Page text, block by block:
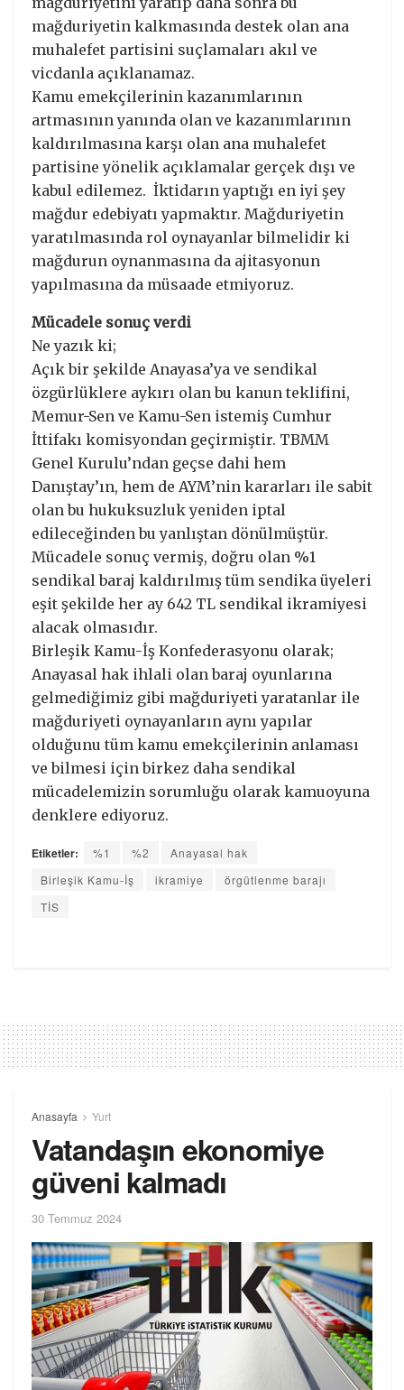
mağduriyetin kalkmasında destek olan ana
muhalefet partisini suçlamaları akıl ve
vicdanla açıklanamaz.
Kamu emekçilerinin kazanımlarının
artmasının yanında olan ve kazanımlarının
kaldırılmasına karşı olan ana muhalefet
partisine yönelik açıklamalar gerçek dışı ve
kabul edilemez. İktidarın yaptığı en iyi şey
mağdur edebiyatı yapmaktır. Mağduriyetin
yaratılmasında rol oynayanlar bilmelidir ki
mağdurun oynanmasına da ajitasyonun
yapılmasına da müsaade etmiyoruz.
Mücadele sonuç verdi
Ne yazık ki;
Açık bir şekilde Anayasa’ya ve sendikal
özgürlüklere aykırı olan bu kanun teklifini,
Memur-Sen ve Kamu-Sen istemiş Cumhur
İttifakı komisyondan geçirmiştir. TBMM
Genel Kurulu’ndan geçse dahi hem
Danıştay’ın, hem de AYM’nin kararları ile sabit
olan bu hukuksuzluk yeniden iptal
edileceğinden bu yanlıştan dönülmüştür.
Mücadele sonuç vermiş, doğru olan %1
sendikal baraj kaldırılmış tüm sendika üyeleri
eşit şekilde her ay 642 TL sendikal ikramiyesi
alacak olmasıdır.
Birleşik Kamu-İş Konfederasyonu olarak;
Anayasal hak ihlali olan baraj oyunlarına
gelmediğimiz gibi mağduriyeti yaratanlar ile
mağduriyeti oynayanların aynı yapılar
olduğunu tüm kamu emekçilerinin anlaması
ve bilmesi için birkez daha sendikal
mücadelemizin sorumluğu olarak kamuoyuna
denklere ediyoruz.
Etiketler: %1 %2
Anayasal hak
Birleşik Kamu-İş
ikramiye
örgütlenme barajı
TİS
Anasayfa Yurt
Vatandaşın ekonomiye
güveni kalmadı
30 Temmuz 2024